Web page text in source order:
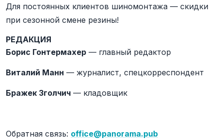
Для постоянных клиентов шиномонтажа — скидки
при сезонной смене резины!
РЕДАКЦИЯ
Борис Гонтермахер — главный редактор
Виталий Манн — журналист, спецкорреспондент
Бражек Зголчич — кладовщик
Обратная связь: office@panorama.pub